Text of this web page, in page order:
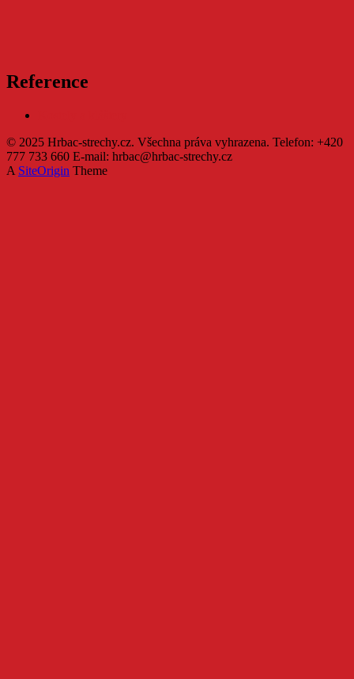
Reference
© 2025 Hrbac-strechy.cz. Všechna práva vyhrazena. Telefon: +420
777 733 660 E-mail: hrbac@hrbac-strechy.cz
A SiteOrigin Theme